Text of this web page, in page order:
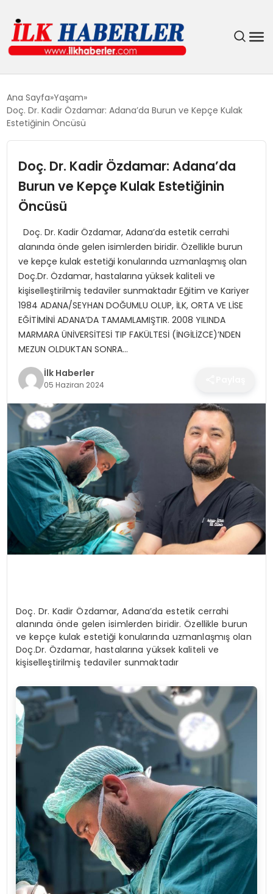
EĞITIM
GÜNDEM
SIYASET
SPOR
TEKNOLOJI
YAŞAM
Ana Sayfa Yaşam
Doç. Dr. Kadir Özdamar: Adana’da Burun ve Kepçe Kulak
Estetiğinin Öncüsü
Doç. Dr. Kadir Özdamar: Adana’da
Burun ve Kepçe Kulak Estetiğinin
Öncüsü
Doç. Dr. Kadir Özdamar, Adana’da estetik cerrahi
alanında önde gelen isimlerden biridir. Özellikle burun
ve kepçe kulak estetiği konularında uzmanlaşmış olan
Doç.Dr. Özdamar, hastalarına yüksek kaliteli ve
kişiselleştirilmiş tedaviler sunmaktadır Eğitim ve Kariyer
1984 ADANA/SEYHAN DOĞUMLU OLUP, İLK, ORTA VE LİSE
EĞİTİMİNİ ADANA’DA TAMAMLAMIŞTIR. 2008 YILINDA
MARMARA ÜNİVERSİTESİ TIP FAKÜLTESİ (İNGİLİZCE)’NDEN
MEZUN OLDUKTAN SONRA…
İlk Haberler
05 Haziran 2024
Doç. Dr. Kadir Özdamar, Adana’da estetik cerrahi
alanında önde gelen isimlerden biridir. Özellikle burun
ve kepçe kulak estetiği konularında uzmanlaşmış olan
Doç.Dr. Özdamar, hastalarına yüksek kaliteli ve
kişiselleştirilmiş tedaviler sunmaktadır